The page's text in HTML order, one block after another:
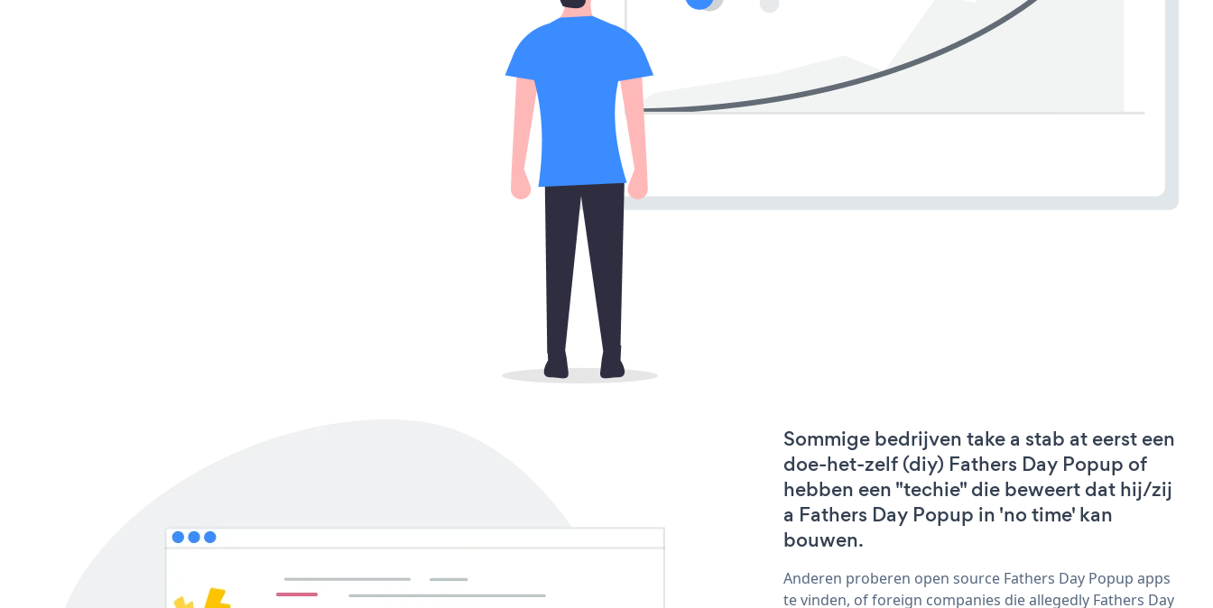
Sommige bedrijven take a stab at eerst een
doe-het-zelf (diy) Fathers Day Popup of
hebben een "techie" die beweert dat hij/zij
a Fathers Day Popup in 'no time' kan
bouwen.
Anderen proberen open source Fathers Day Popup apps
te vinden, of foreign companies die allegedly Fathers Day